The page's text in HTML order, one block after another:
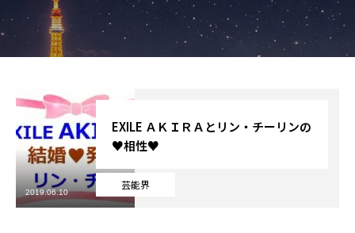
最恐の相性占い
秘伝公開！吉凶カレンダー
ブログ
お知らせ
芸能界
芸能界
EXILE ＡＫＩＲＡとリン・チーリンの
♥相性♥
2019.06.10